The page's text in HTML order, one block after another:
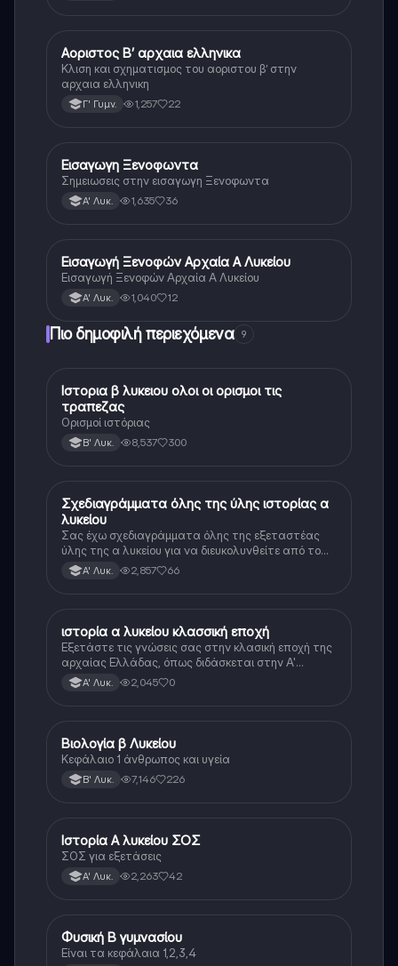
Αρχαία Ελληνικά
Αοριστος Β’ αρχαια ελληνικα
Κλιση και σχηματισμος του αοριστου β’ στην
αρχαια ελληνικη
Γ' Γυμν. 1,257 22
Αρχαία Ελληνικά
Εισαγωγη Ξενοφωντα
Σημειωσεις στην εισαγωγη Ξενοφωντα
Α' Λυκ. 1,635 36
Αρχαία Ελληνικά
Εισαγωγή Ξενοφών Αρχαία Α Λυκείου
Εισαγωγή Ξενοφών Αρχαία Α Λυκείου
Α' Λυκ. 1,040 12
Πιο δημοφιλή περιεχόμενα 9
Ιστορία
Ιστορια β λυκειου ολοι οι ορισμοι τις
τραπεζας
Ορισμοί ιστόριας
Β' Λυκ. 8,537 300
Ιστορία
Σχεδιαγράμματα όλης της ύλης ιστορίας α
λυκείου
Σας έχω σχεδιαγράμματα όλης της εξεταστέας
ύλης της α λυκείου για να διευκολυνθείτε από το
τεράστιο βάρος του βιβλίου
Α' Λυκ. 2,857 66
Ιστορία
ιστορία α λυκείου κλασσική εποχή
Εξετάστε τις γνώσεις σας στην κλασική εποχή της
αρχαίας Ελλάδας, όπως διδάσκεται στην Α'
Λυκείου.Α' Λυκ. 2,045 0
Βιολογία
Βιολογία β Λυκείου
Κεφάλαιο 1 άνθρωπος και υγεία
Β' Λυκ. 7,146 226
Ιστορία
Ιστορία Α λυκείου ΣΟΣ
ΣΟΣ για εξετάσεις
Α' Λυκ. 2,263 42
Φυσική
Φυσική Β γυμνασίου
Είναι τα κεφάλαια 1,2,3,4